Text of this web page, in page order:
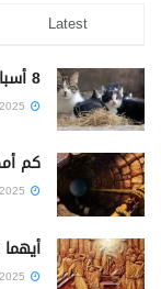
Latest
8 أسباب تجعل القطة تأكل صغارها
كم